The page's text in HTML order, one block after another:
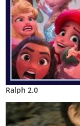
Ralph 2.0